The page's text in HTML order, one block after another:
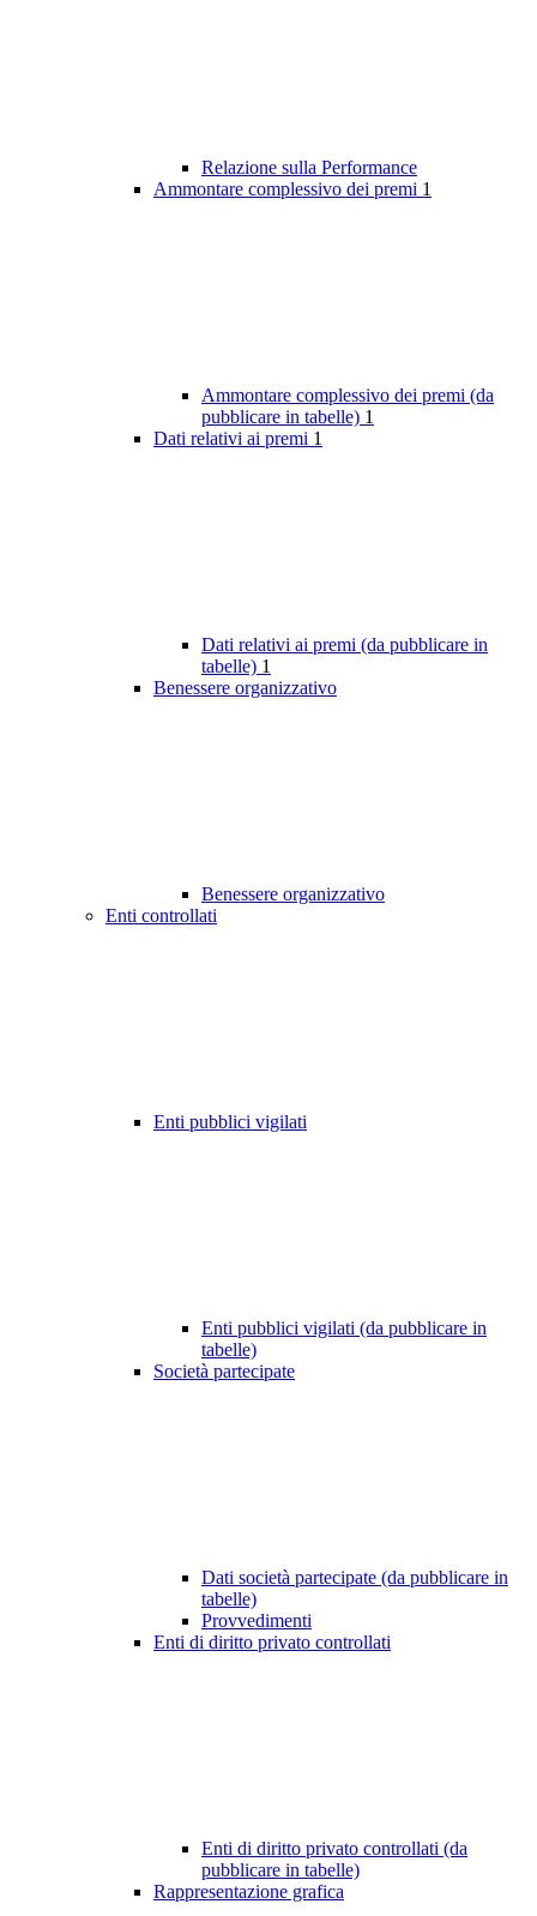
Relazione sulla Performance
Ammontare complessivo dei premi 1
Ammontare complessivo dei premi (da
pubblicare in tabelle) 1
Dati relativi ai premi 1
Dati relativi ai premi (da pubblicare in
tabelle) 1
Benessere organizzativo
Benessere organizzativo
Enti controllati
Enti pubblici vigilati
Enti pubblici vigilati (da pubblicare in
tabelle)
Società partecipate
Dati società partecipate (da pubblicare in
tabelle)
Provvedimenti
Enti di diritto privato controllati
Enti di diritto privato controllati (da
pubblicare in tabelle)
Rappresentazione grafica